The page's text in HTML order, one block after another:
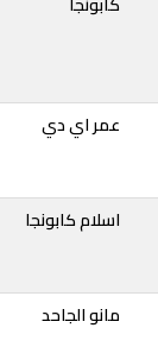
عمر اي دي
اسلام كابونجا
مانو الجاحد